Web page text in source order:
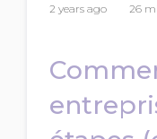
2 years ago 26